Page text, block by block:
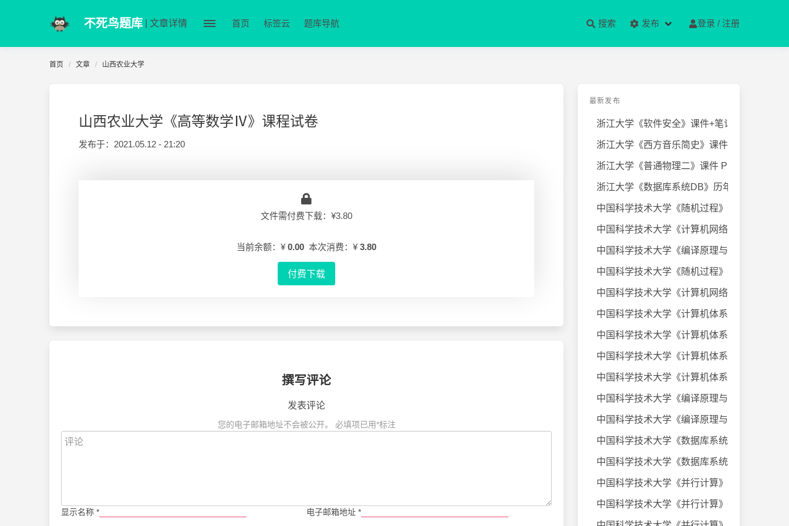
不死鸟题库 | 文章详情 首页 标签云 题库导航 搜索 发布 登录 / 注册
首页 文章 山西农业大学
山西农业大学《高等数学Ⅳ》课程试卷
发布于： 2021.05.12 - 21:20
文件需付费下载：¥3.80
当前余额：¥ 0.00 本次消费：¥ 3.80
付费下载
撰写评论
发表评论
您的电子邮箱地址不会被公开。 必填项已用*标注
显示名称 * 电子邮箱地址 *
最新发布
浙江大学《软件安全》课件+笔记
浙江大学《西方音乐简史》课件+笔
浙江大学《普通物理二》课件 PPT
浙江大学《数据库系统DB》历年试卷
中国科学技术大学《随机过程》近几
中国科学技术大学《计算机网络》课
中国科学技术大学《编译原理与技术
中国科学技术大学《随机过程》课件
中国科学技术大学《计算机网络》20
中国科学技术大学《计算机体系结构
中国科学技术大学《计算机体系结构
中国科学技术大学《计算机体系结构
中国科学技术大学《计算机体系结构
中国科学技术大学《编译原理与技术
中国科学技术大学《编译原理与技术
中国科学技术大学《数据库系统及应
中国科学技术大学《数据库系统及应
中国科学技术大学《并行计算》考试
中国科学技术大学《并行计算》考试